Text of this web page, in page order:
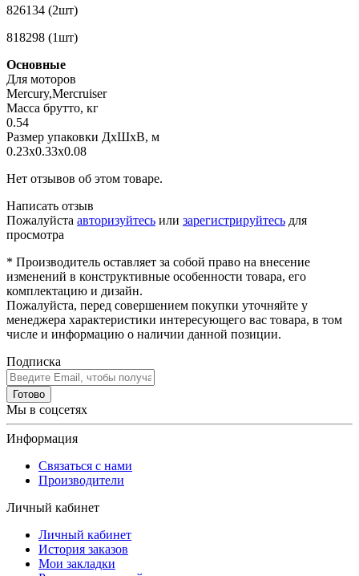
826134 (2шт)
818298 (1шт)
Основные
Для моторов
Mercury,Mercruiser
Масса брутто, кг
0.54
Размер упаковки ДхШхВ, м
0.23x0.33x0.08
Нет отзывов об этом товаре.
Написать отзыв
Пожалуйста авторизуйтесь или зарегистрируйтесь для
просмотра
* Производитель оставляет за собой право на внесение
изменений в конструктивные особенности товара, его
комплектацию и дизайн.
Пожалуйста, перед совершением покупки уточняйте у
менеджера характеристики интересующего вас товара, в том
числе и информацию о наличии данной позиции.
Подписка
Готово
Мы в соцсетях
Информация
Связаться с нами
Производители
Личный кабинет
Личный кабинет
История заказов
Мои закладки